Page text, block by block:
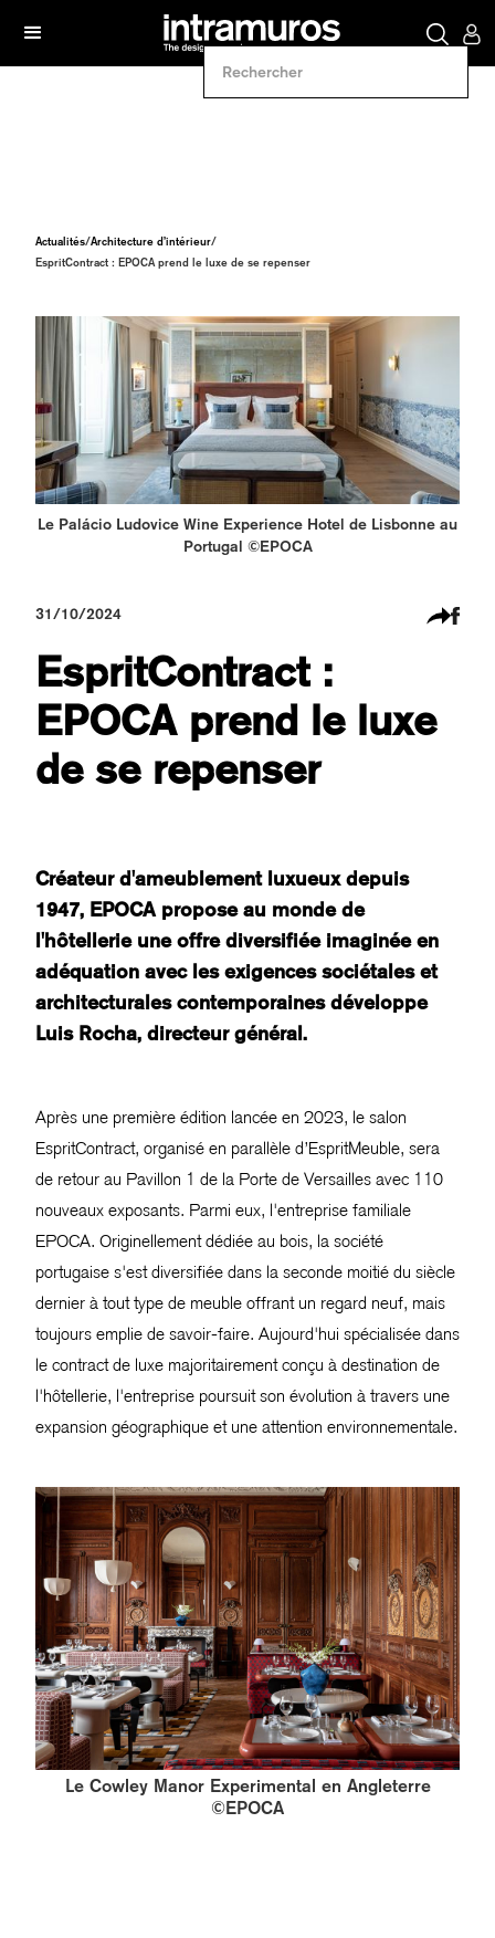
Actualités/Architecture d’intérieur/
EspritContract : EPOCA prend le luxe de se repenser
Le Palácio Ludovice Wine Experience Hotel de Lisbonne au
Portugal ©EPOCA
31/10/2024
EspritContract :
EPOCA prend le luxe
de se repenser
Créateur d'ameublement luxueux depuis
1947, EPOCA propose au monde de
l'hôtellerie une offre diversifiée imaginée en
adéquation avec les exigences sociétales et
architecturales contemporaines développe
Luis Rocha, directeur général.
Après une première édition lancée en 2023, le salon
EspritContract, organisé en parallèle d’EspritMeuble, sera
de retour au Pavillon 1 de la Porte de Versailles avec 110
nouveaux exposants. Parmi eux, l'entreprise familiale
EPOCA. Originellement dédiée au bois, la société
portugaise s'est diversifiée dans la seconde moitié du siècle
dernier à tout type de meuble offrant un regard neuf, mais
toujours emplie de savoir-faire. Aujourd'hui spécialisée dans
le contract de luxe majoritairement conçu à destination de
l'hôtellerie, l'entreprise poursuit son évolution à travers une
expansion géographique et une attention environnementale.
Le Cowley Manor Experimental en Angleterre
©EPOCA